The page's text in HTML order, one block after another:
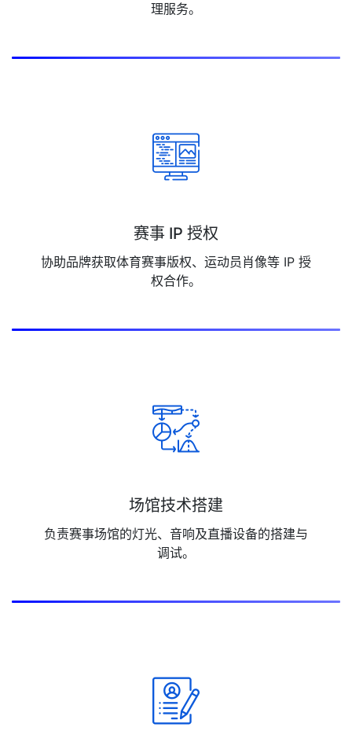
理服务。
赛事 IP 授权
协助品牌获取体育赛事版权、运动员肖像等 IP 授
权合作。
场馆技术搭建
负责赛事场馆的灯光、音响及直播设备的搭建与
调试。